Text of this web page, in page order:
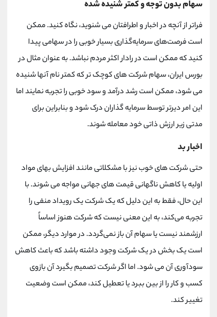
سهام بدون توجه و کمتر شنیده شده
فراتر از آنچه در اخبار و اطرافتان می شنوید، نگاه کنید. ممکن
است فرصت‌های سرمایه‌گذاری بسیار خوبی را در سهامی پیدا
کنید که ممکن است در رادار اکثر مردم نباشد. به عنوان مثال در
بورس ایران، سهام شرکت های کوچک تر که کمتر نام آنها شنیده
می شود، ممکن است رشد درآمد و سود خوبی را تجربه نمایند اما
این امر دیرتر توسط سرمایه گذاران درک شود و بنابراین برای
مدتی زیر ارزش ذاتی خود معامله شوند.
اخبار بد
حتی شرکت های خوب نیز با مشکلاتی مانند افزایش بهای مواد
اولیه یا کاهش ناگهانی قیمت های جهانی مواجه می شوند. با
این حال، فقط به این دلیل که یک شرکت یک رویداد منفی را
تجربه می‌کند، به این معنی نیست که شرکت هنوز اساساً
ارزشمند نیست یا سهام آن باز نمی‌گردد. در موارد دیگر، ممکن
است یک بخش در یک شرکت وجود داشته باشد که باعث کاهش
سودآوری آن می شود. اما اگر شرکت تصمیم بگیرد آن بازوی
کسب و کار را از بین ببرد یا تعطیل کند، ممکن است وضعیت
تغییر کند.